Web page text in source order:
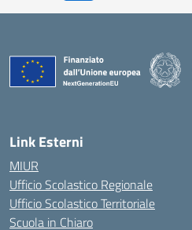
Link Esterni
MIUR
Ufficio Scolastico Regionale
Ufficio Scolastico Territoriale
Scuola in Chiaro